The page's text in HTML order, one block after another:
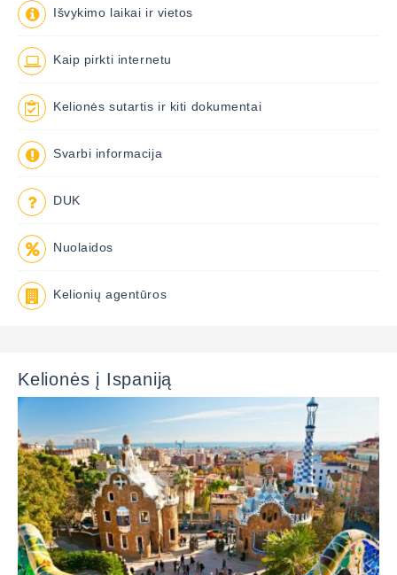
Išvykimo laikai ir vietos
Kaip pirkti internetu
Kelionės sutartis ir kiti dokumentai
Svarbi informacija
DUK
Nuolaidos
Kelionių agentūros
Kelionės į Ispaniją